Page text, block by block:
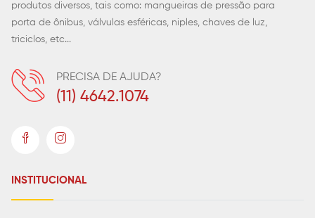
produtos diversos, tais como: mangueiras de pressão para
porta de ônibus, válvulas esféricas, niples, chaves de luz,
triciclos, etc...
PRECISA DE AJUDA?
(11) 4642.1074
INSTITUCIONAL